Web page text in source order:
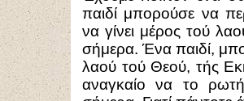
παιδί μπορούσε να
να γίνει μέρος τού
σήμερα. Ένα παιδί,
λαού τού Θεού, τής
αναγκαίο να το